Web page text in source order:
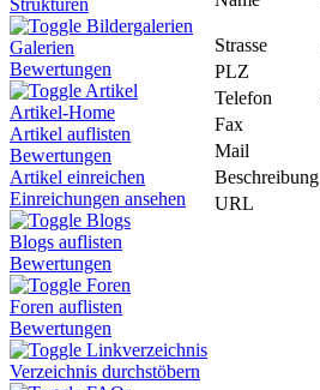
Strukturen
Bildergalerien
Galerien
Bewertungen
Artikel
Artikel-Home
Artikel auflisten
Bewertungen
Artikel einreichen
Einreichungen ansehen
Blogs
Blogs auflisten
Bewertungen
Foren
Foren auflisten
Bewertungen
Linkverzeichnis
Verzeichnis durchstöbern
Strasse
PLZ
Telefon
Fax
Mail
Beschreibung
URL